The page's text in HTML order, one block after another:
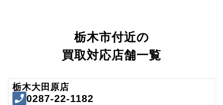
栃木市付近の
買取対応店舗一覧
栃木大田原店
0287-22-1182